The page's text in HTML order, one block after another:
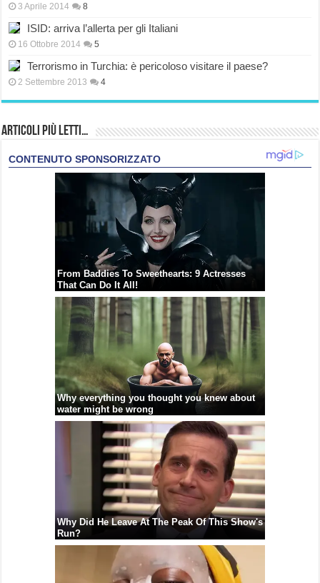
3 Aprile 2014 8
ISID: arriva l’allerta per gli Italiani
16 Ottobre 2014 5
Terrorismo in Turchia: è pericoloso visitare il paese?
2 Settembre 2013 4
Articoli più Letti…